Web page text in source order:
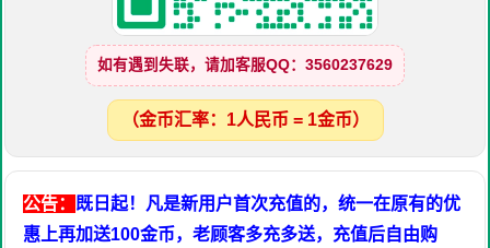
如有遇到失联，请加客服QQ：3560237629
（金币汇率：1人民币 = 1金币）
公告： 既日起！凡是新用户首次充值的，统一在原有的优
惠上再加送100金币，老顾客多充多送，充值后自由购